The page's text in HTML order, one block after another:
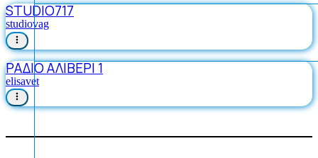
STUDIO717
studiovag
ΡΑΔΙΟ ΑΛΙΒΕΡΙ 1
elisavet